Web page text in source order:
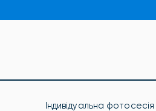
Індивідуальна